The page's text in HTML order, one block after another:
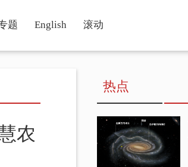
题 English 滚动
农
热点